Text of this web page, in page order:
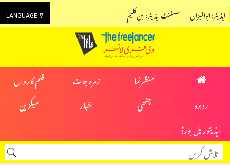
LANGUAGE ⊽ اسسٹنٹ ایڈیٹر: ابن کلیم ایڈیٹر: ابوالمیزان
منظرنما زمرہ جات
قلم کارواں
روبرو
چٹھی اخبار
میگزین
ایڈیٹوریل بورڈ